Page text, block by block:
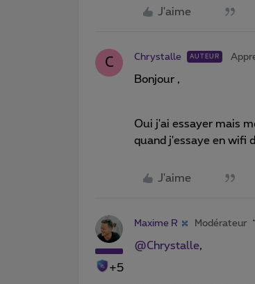
J'aime
C Chrystalle AUTEUR
Bonjour ,
Oui j'ai essayer mais
quand j'essaye en wifi
J'aime
+5
Maxime R Modérateur
@Chrystalle,